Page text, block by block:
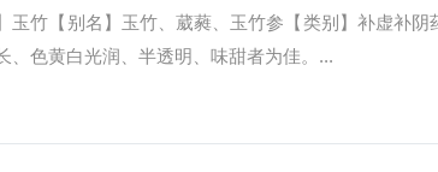
玉竹【别名】玉竹、葳蕤、玉竹参【类别】补虚补
、色黄白光润、半透明、味甜者为佳。...